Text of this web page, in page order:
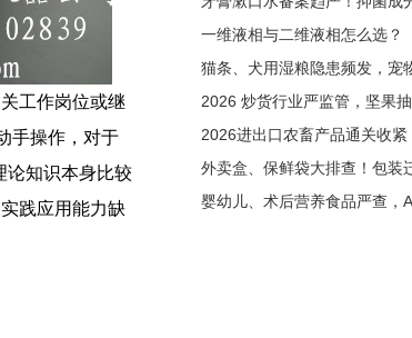
一维液相与二维液相怎么选？
工作岗位或继
手操作，对于
论知识本身比较
践应用能力缺